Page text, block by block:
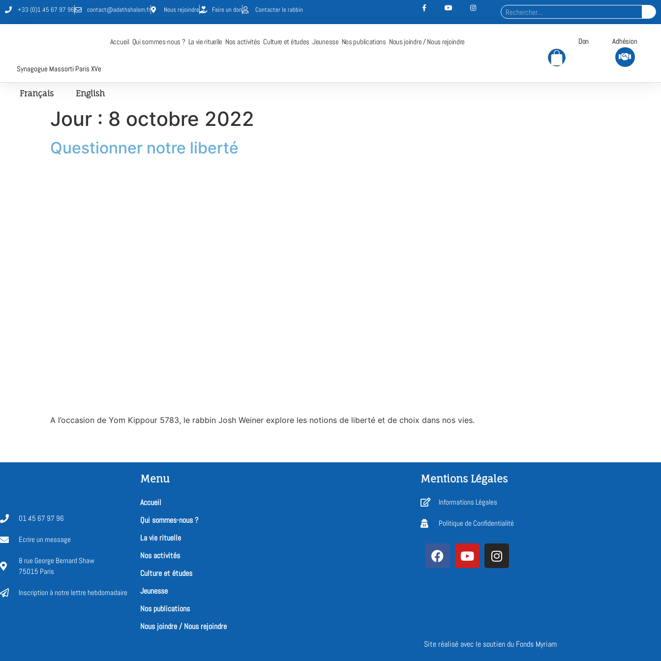
+33 (0)1 45 67 97 96 contact@adathshalom.fr Nous rejoindre Faire un don Contacter le rabbin
Synagogue Massorti Paris XVe
Accueil Qui sommes-nous ? La vie rituelle Nos activités Culture et études Jeunesse Nos publications Nous joindre / Nous rejoindre Don Adhésion
Français English
Jour : 8 octobre 2022
Questionner notre liberté
A l’occasion de Yom Kippour 5783, le rabbin Josh Weiner explore les notions de liberté et de choix dans nos vies.
01 45 67 97 96
Ecrire un message
8 rue George Bernard Shaw
75015 Paris
Inscription à notre lettre hebdomadaire
Menu
Accueil
Qui sommes-nous ?
La vie rituelle
Nos activités
Culture et études
Jeunesse
Nos publications
Nous joindre / Nous rejoindre
Mentions Légales
Informations Légales
Politique de Confidentialité
Site réalisé avec le soutien du Fonds Myriam